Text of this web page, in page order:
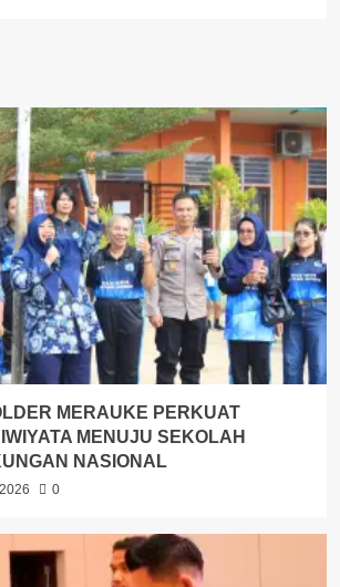
MERAUKE PERKUAT
MENUJU SEKOLAH
NASIONAL
0